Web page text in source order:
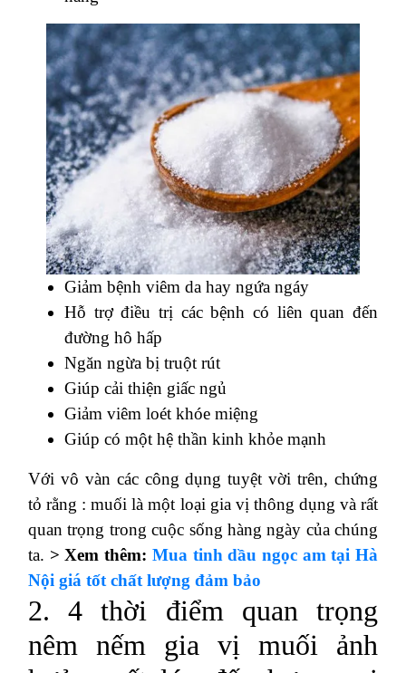
Giảm bệnh viêm da hay ngứa ngáy
Hỗ trợ điều trị các bệnh có liên quan đến
đường hô hấp
Ngăn ngừa bị truột rút
Giúp cải thiện giấc ngủ
Giảm viêm loét khóe miệng
Giúp có một hệ thần kinh khỏe mạnh
Với vô vàn các công dụng tuyệt vời trên, chứng
tỏ rằng : muối là một loại gia vị thông dụng và rất
quan trọng trong cuộc sống hàng ngày của chúng
ta. > Xem thêm: Mua tinh dầu ngọc am tại Hà
Nội giá tốt chất lượng đảm bảo
2. 4 thời điểm quan trọng
nêm nếm gia vị muối ảnh